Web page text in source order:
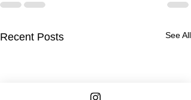
Recent Posts See All